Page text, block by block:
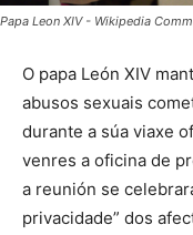
Papa Leon XIV - Wikipedia
O papa León XIV
abusos sexuais
durante a súa viaxe
venres a oficina de
a reunión se
privacidade” dos